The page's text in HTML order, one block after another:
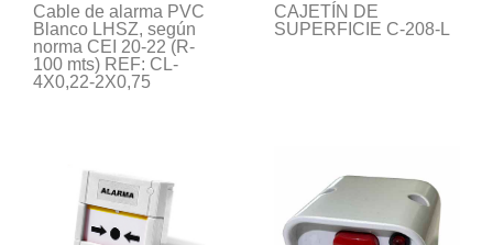
Cable de alarma PVC
Blanco LHSZ, según
norma CEI 20-22 (R-
100 mts) REF: CL-
4X0,22-2X0,75
CAJETÍN DE
SUPERFICIE C-208-L